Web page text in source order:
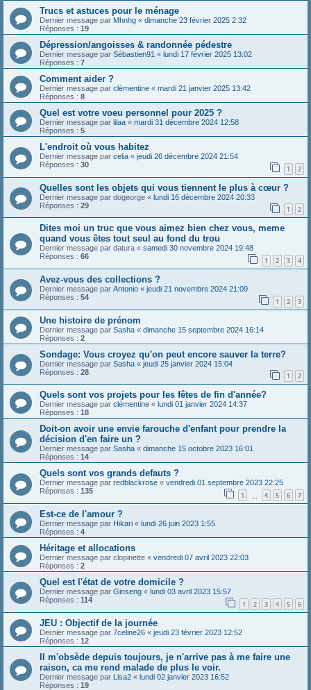
Trucs et astuces pour le ménage
Dernier message par Mhnhg « dimanche 23 février 2025 2:32
Réponses : 19
Dépression/angoisses & randonnée pédestre
Dernier message par Sébastien91 « lundi 17 février 2025 13:02
Réponses : 7
Comment aider ?
Dernier message par clémentine « mardi 21 janvier 2025 13:42
Réponses : 8
Quel est votre voeu personnel pour 2025 ?
Dernier message par lilaa « mardi 31 décembre 2024 12:58
Réponses : 5
L'endroit où vous habitez
Dernier message par celia « jeudi 26 décembre 2024 21:54
Réponses : 30 1 2
Quelles sont les objets qui vous tiennent le plus à cœur ?
Dernier message par dogeorge « lundi 16 décembre 2024 20:33
Réponses : 29 1 2
Dites moi un truc que vous aimez bien chez vous, meme
quand vous êtes tout seul au fond du trou
Dernier message par datura « samedi 30 novembre 2024 19:48
Réponses : 66 1 2 3 4
Avez-vous des collections ?
Dernier message par Antonio « jeudi 21 novembre 2024 21:09
Réponses : 54 1 2 3
Une histoire de prénom
Dernier message par Sasha « dimanche 15 septembre 2024 16:14
Réponses : 2
Sondage: Vous croyez qu'on peut encore sauver la terre?
Dernier message par Sasha « jeudi 25 janvier 2024 15:04
Réponses : 28 1 2
Quels sont vos projets pour les fêtes de fin d'année?
Dernier message par clémentine « lundi 01 janvier 2024 14:37
Réponses : 18
Doit-on avoir une envie farouche d'enfant pour prendre la
décision d'en faire un ?
Dernier message par Sasha « dimanche 15 octobre 2023 16:01
Réponses : 14
Quels sont vos grands defauts ?
Dernier message par redblackrose « vendredi 01 septembre 2023 22:25
Réponses : 135 1 4 5 6 7
Est-ce de l'amour ?
Dernier message par Hikari « lundi 26 juin 2023 1:55
Réponses : 4
Héritage et allocations
Dernier message par clopinette « vendredi 07 avril 2023 22:03
Réponses : 2
Quel est l'état de votre domicile ?
Dernier message par Ginseng « lundi 03 avril 2023 15:57
Réponses : 114 1 2 3 4 5 6
JEU : Objectif de la journée
Dernier message par 7celine26 « jeudi 23 février 2023 12:52
Réponses : 12
Il m'obsède depuis toujours, je n'arrive pas à me faire une
raison, ca me rend malade de plus le voir.
Dernier message par Lisa2 « lundi 02 janvier 2023 16:52
Réponses : 19